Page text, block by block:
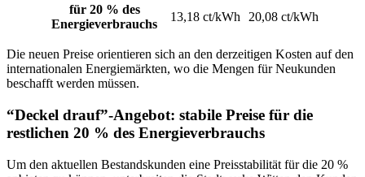
für 20 % des
Energieverbrauchs
13,18 ct/kWh 20,08 ct/kWh
Die neuen Preise orientieren sich an den derzeitigen Kosten auf den
internationalen Energiemärkten, wo die Mengen für Neukunden
beschafft werden müssen.
“Deckel drauf”-Angebot: stabile Preise für die
restlichen 20 % des Energieverbrauchs
Um den aktuellen Bestandskunden eine Preisstabilität für die 20 %